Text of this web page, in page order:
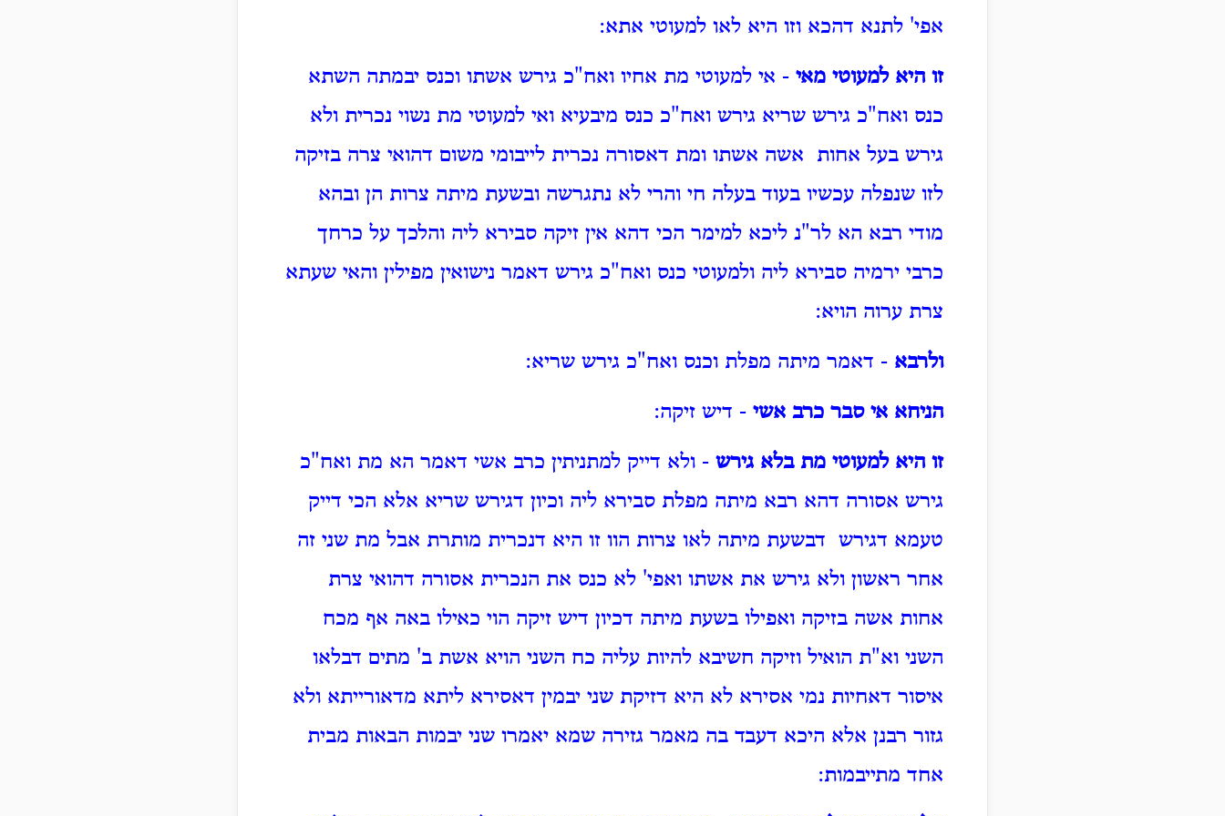
אפי' לתנא דהכא וזו היא לאו למעוטי אתא:
זו היא למעוטי מאי - אי למעוטי מת אחיו ואח"כ גירש אשתו וכנס יבמתה השתא
כנס ואח"כ גירש שריא גירש ואח"כ כנס מיבעיא ואי למעוטי מת נשוי נכרית ולא
גירש בעל אחות אשה אשתו ומת דאסורה נכרית לייבומי משום דהואי צרה בזיקה
לזו שנפלה עכשיו בעוד בעלה חי והרי לא נתגרשה ובשעת מיתה צרות הן ובהא
מודי רבא הא לר"נ ליכא למימר הכי דהא אין זיקה סבירא ליה והלכך על כרחך
כרבי ירמיה סבירא ליה ולמעוטי כנס ואח"כ גירש דאמר נישואין מפילין והאי שעתא
צרת ערוה הויא:
ולרבא - דאמר מיתה מפלת וכנס ואח"כ גירש שריא:
הניחא אי סבר כרב אשי - דיש זיקה:
זו היא למעוטי מת בלא גירש - ולא דייק למתניתין כרב אשי דאמר הא מת ואח"כ
גירש אסורה דהא רבא מיתה מפלת סבירא ליה וכיון דגירש שריא אלא הכי דייק
טעמא דגירש דבשעת מיתה לאו צרות הוו זו היא דנכרית מותרת אבל מת שני זה
אחר ראשון ולא גירש את אשתו ואפי' לא כנס את הנכרית אסורה דהואי צרת
אחות אשה בזיקה ואפילו בשעת מיתה דכיון דיש זיקה הוי כאילו באה אף מכח
השני וא"ת הואיל וזיקה חשיבא להיות עליה כח השני הויא אשת ב' מתים דבלאו
איסור דאחיות נמי אסירא לא היא דזיקת שני יבמין דאסירא ליתא מדאורייתא ולא
גזור רבנן אלא היכא דעבד בה מאמר גזירה שמא יאמרו שני יבמות הבאות מבית
אחד מתייבמות: